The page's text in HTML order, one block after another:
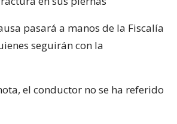
pasará a manos de la Fiscalía
seguirán con la
el conductor no se ha referido